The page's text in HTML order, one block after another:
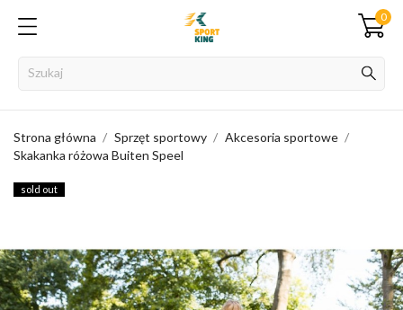
0
Strona główna Sprzęt sportowy
Akcesoria sportowe
Skakanka różowa Buiten Speel
sold out